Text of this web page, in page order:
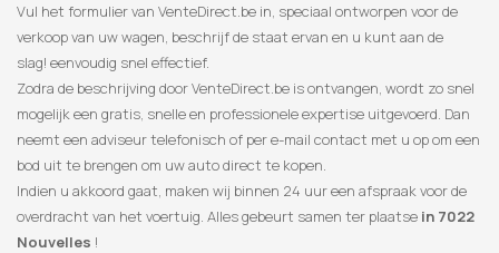
Vul het formulier van VenteDirect.be in, speciaal ontworpen voor de
verkoop van uw wagen, beschrijf de staat ervan en u kunt aan de
slag! eenvoudig snel effectief.
Zodra de beschrijving door VenteDirect.be is ontvangen, wordt zo snel
mogelijk een gratis, snelle en professionele expertise uitgevoerd. Dan
neemt een adviseur telefonisch of per e-mail contact met u op om een
​​bod uit te brengen om uw auto direct te kopen.
Indien u akkoord gaat, maken wij binnen 24 uur een afspraak voor de
overdracht van het voertuig. Alles gebeurt samen ter plaatse in 7022
Nouvelles !